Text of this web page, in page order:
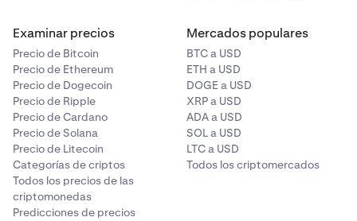
Examinar precios
Precio de Bitcoin
Precio de Ethereum
Precio de Dogecoin
Precio de Ripple
Precio de Cardano
Precio de Solana
Precio de Litecoin
Categorías de criptos
Todos los precios de las
criptomonedas
Predicciones de precios
Mercados populares
BTC a USD
ETH a USD
DOGE a USD
XRP a USD
ADA a USD
SOL a USD
LTC a USD
Todos los criptomercados